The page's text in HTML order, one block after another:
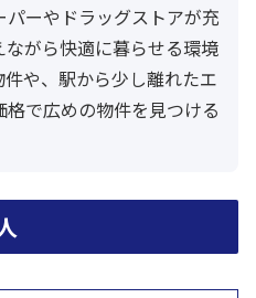
ーやドラッグストアが充
がら快適に暮らせる環境
や、駅から少し離れたエ
で広めの物件を見つける